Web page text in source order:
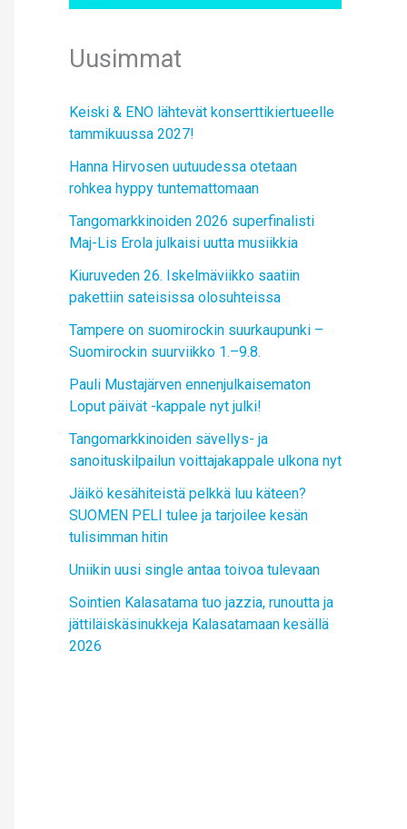
Uusimmat
Keiski & ENO lähtevät konserttikiertueelle
tammikuussa 2027!
Hanna Hirvosen uutuudessa otetaan
rohkea hyppy tuntemattomaan
Tangomarkkinoiden 2026 superfinalisti
Maj-Lis Erola julkaisi uutta musiikkia
Kiuruveden 26. Iskelmäviikko saatiin
pakettiin sateisissa olosuhteissa
Tampere on suomirockin suurkaupunki –
Suomirockin suurviikko 1.–9.8.
Pauli Mustajärven ennenjulkaisematon
Loput päivät -kappale nyt julki!
Tangomarkkinoiden sävellys- ja
sanoituskilpailun voittajakappale ulkona nyt
Jäikö kesähiteistä pelkkä luu käteen?
SUOMEN PELI tulee ja tarjoilee kesän
tulisimman hitin
Uniikin uusi single antaa toivoa tulevaan
Sointien Kalasatama tuo jazzia, runoutta ja
jättiläiskäsinukkeja Kalasatamaan kesällä
2026